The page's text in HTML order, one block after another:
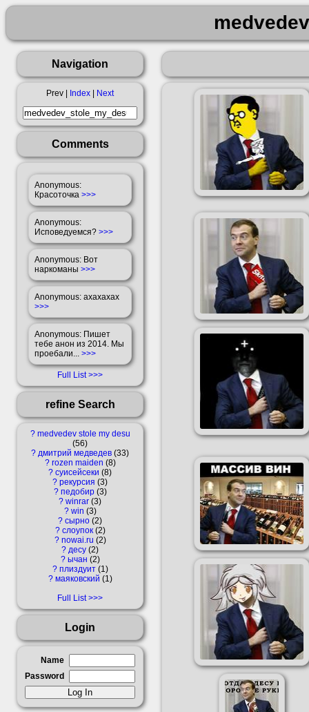
Navigation
Prev | Index Next
Comments
Anonymous:
Красоточка >>>
Anonymous:
Исповедуемся? >>>
Anonymous: Вот
наркоманы >>>
Anonymous: ахахахах
>>>
Anonymous: Пишет
тебе анон из 2014. Мы
проебали... >>>
Full List
refine Search
? medvedev stole my desu
56
? дмитрий медведев 33
? rozen maiden 8
? суисейсеки 8
? рекурсия 3
? педобир 3
? winrar 3
? win 3
? сырно 2
? слоупок 2
? nowai.ru 2
? десу 2
? ычан 2
? плиздуит 1
? маяковский 1
Full List
Login
Name
Password